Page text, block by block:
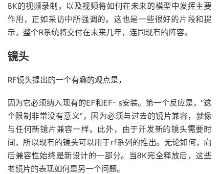
8K的视频录制，以及视频将如何在未来的模型中发挥主要
作用，正如采访中所强调的。 这也是一些很好的片段和提
示，整个R系统将交付在未来几年，连同现有的阵容。
镜头
RF镜头提出的一个有趣的观点是，
因为它必须纳入现有的EF和EF- s安装。 第一个反应是，“这
个限制非常没有意义”，因为必须与过去的镜片兼容，就像
与任何新镜片兼容一样。 此外，由于开发新的镜头需要时
间，所以现有的镜头可以用于rf系列的推出。 无论如何，向
后兼容性始终是新设计的一部分。
当8K完全释放后，这些
老镜片的表现如何是另一个问题。